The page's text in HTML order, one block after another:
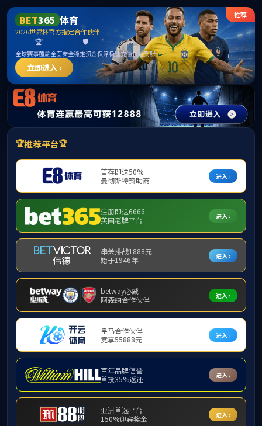
伟德国际1946bv(中国)有限公
司-官方网站
单
凭借优秀的声学和软硬件研发能力，我们致力于为客户提
测、助听/助